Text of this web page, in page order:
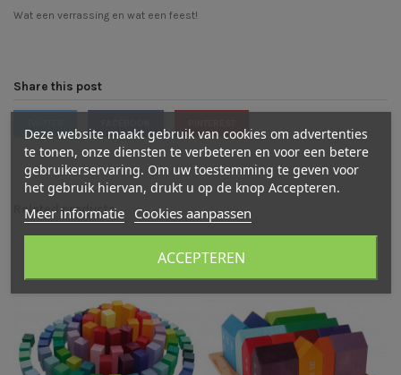
Wat een verrassing en wat een feest!
Share this post
Related products
Deze website maakt gebruik van cookies om advertenties
te tonen, onze diensten te verbeteren en voor een betere
gebruikerservaring. Om uw toestemming te geven voor
het gebruik hiervan, drukt u op de knop Accepteren.
Meer informatie Cookies aanpassen
ACCEPTEREN